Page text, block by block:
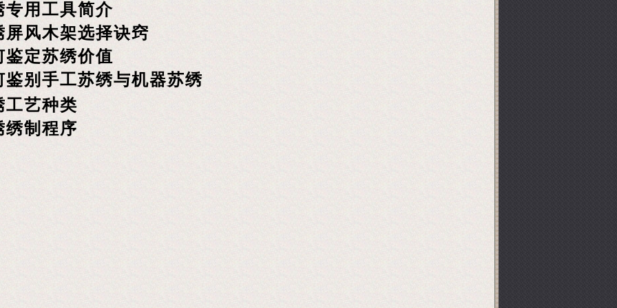
专用工具简介
屏风木架选择诀窍
鉴定苏绣价值
鉴别手工苏绣与机器苏绣
工艺种类
绣制程序